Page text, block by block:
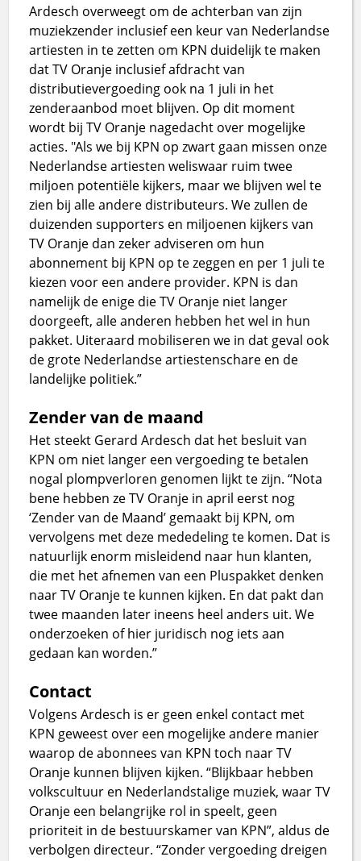
Ardesch overweegt om de achterban van zijn
muziekzender inclusief een keur van Nederlandse
artiesten in te zetten om KPN duidelijk te maken
dat TV Oranje inclusief afdracht van
distributievergoeding ook na 1 juli in het
zenderaanbod moet blijven. Op dit moment
wordt bij TV Oranje nagedacht over mogelijke
acties. "Als we bij KPN op zwart gaan missen onze
Nederlandse artiesten weliswaar ruim twee
miljoen potentiële kijkers, maar we blijven wel te
zien bij alle andere distributeurs. We zullen de
duizenden supporters en miljoenen kijkers van
TV Oranje dan zeker adviseren om hun
abonnement bij KPN op te zeggen en per 1 juli te
kiezen voor een andere provider. KPN is dan
namelijk de enige die TV Oranje niet langer
doorgeeft, alle anderen hebben het wel in hun
pakket. Uiteraard mobiliseren we in dat geval ook
de grote Nederlandse artiestenschare en de
landelijke politiek.”
Zender van de maand
Het steekt Gerard Ardesch dat het besluit van
KPN om niet langer een vergoeding te betalen
nogal plompverloren genomen lijkt te zijn. “Nota
bene hebben ze TV Oranje in april eerst nog
‘Zender van de Maand’ gemaakt bij KPN, om
vervolgens met deze mededeling te komen. Dat is
natuurlijk enorm misleidend naar hun klanten,
die met het afnemen van een Pluspakket denken
naar TV Oranje te kunnen kijken. En dat pakt dan
twee maanden later ineens heel anders uit. We
onderzoeken of hier juridisch nog iets aan
gedaan kan worden.”
Contact
Volgens Ardesch is er geen enkel contact met
KPN geweest over een mogelijke andere manier
waarop de abonnees van KPN toch naar TV
Oranje kunnen blijven kijken. “Blijkbaar hebben
volkscultuur en Nederlandstalige muziek, waar TV
Oranje een belangrijke rol in speelt, geen
prioriteit in de bestuurskamer van KPN”, aldus de
verbolgen directeur. “Zonder vergoeding dreigen